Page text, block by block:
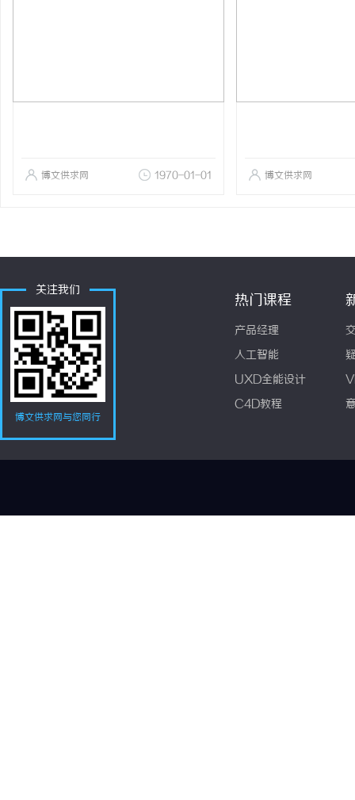
博文供求网 1970-01-01 博文供求网
关注我们
博文供求网与您同行
热门课程
产品经理
人工智能
UXD全能设计
C4D教程